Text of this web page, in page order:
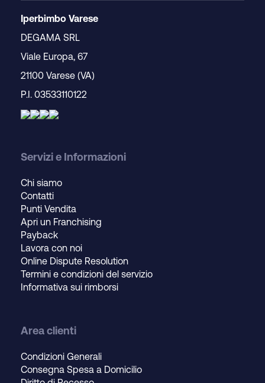
Iperbimbo Varese
DEGAMA SRL
Viale Europa, 67
21100 Varese (VA)
P.I. 03533110122
Servizi e Informazioni
Chi siamo
Contatti
Punti Vendita
Apri un Franchising
Payback
Lavora con noi
Online Dispute Resolution
Termini e condizioni del servizio
Informativa sui rimborsi
Area clienti
Condizioni Generali
Consegna Spesa a Domicilio